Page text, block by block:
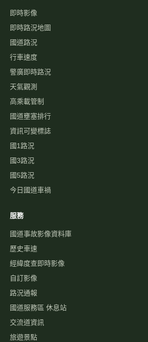
即時影像
即時路況地圖
國道路況
行車速度
警廣即時路況
天氣觀測
高乘載管制
國道壅塞排行
資訊可變標誌
國1路況
國3路況
國5路況
今日國道車禍
服務
國道事故影像資料庫
歷史車速
經緯度查即時影像
自訂影像
路況通報
國道服務區 休息站
交流道資訊
旅遊景點